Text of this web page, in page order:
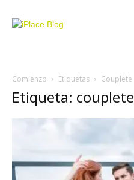
Comienzo Etiquetas Couplete
Etiqueta: couplete